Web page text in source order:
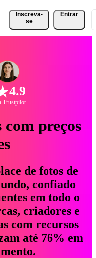
Inscreva-
se
Entrar
4.9
Trustpilot
com preços
de fotos de
confiado
em todo o
criadores e
com recursos
até 76% em